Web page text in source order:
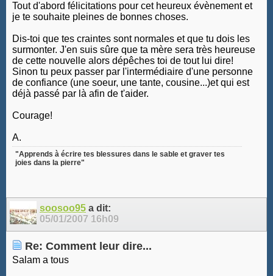
Tout d'abord félicitations pour cet heureux évènement et
je te souhaite pleines de bonnes choses.
Dis-toi que tes craintes sont normales et que tu dois les
surmonter. J'en suis sûre que ta mère sera très heureuse
de cette nouvelle alors dépêches toi de tout lui dire!
Sinon tu peux passer par l'intermédiaire d'une personne
de confiance (une soeur, une tante, cousine...)et qui est
déjà passé par là afin de t'aider.
Courage!
A.
"Apprends à écrire tes blessures dans le sable et graver tes
joies dans la pierre"
soosoo95 a dit:
05/01/2007 16h09
Re: Comment leur dire...
Salam a tous